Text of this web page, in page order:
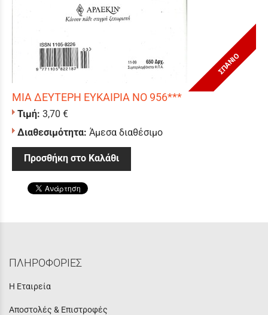
ΣΠΑΝΙΟ
ΜΙΑ ΔΕΥΤΕΡΗ ΕΥΚΑΙΡΙΑ ΝΟ 956***
Τιμή: 3,70 €
Διαθεσιμότητα: Άμεσα διαθέσιμο
Προσθήκη στο Καλάθι
ΠΛΗΡΟΦΟΡΙΕΣ
Η Εταιρεία
Αποστολές & Επιστροφές